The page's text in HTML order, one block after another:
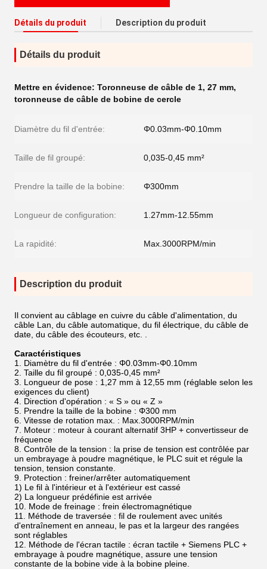
Détails du produit Description du produit
Détails du produit
Mettre en évidence: Toronneuse de câble de 1, 27 mm,
toronneuse de câble de bobine de cercle
Diamètre du fil d'entrée: Φ0.03mm-Φ0.10mm
Taille de fil groupé: 0,035-0,45 mm²
Prendre la taille de la bobine: Φ300mm
Longueur de configuration: 1.27mm-12.55mm
La rapidité: Max.3000RPM/min
Description du produit
Il convient au câblage en cuivre du câble d'alimentation, du
câble Lan, du câble automatique, du fil électrique, du câble de
date, du câble des écouteurs, etc. .
Caractéristiques
1. Diamètre du fil d'entrée : Φ0.03mm-Φ0.10mm
2. Taille du fil groupé : 0,035-0,45 mm²
3. Longueur de pose : 1,27 mm à 12,55 mm (réglable selon les
exigences du client)
4. Direction d'opération : « S » ou « Z »
5. Prendre la taille de la bobine : Φ300 mm
6. Vitesse de rotation max. : Max.3000RPM/min
7. Moteur : moteur à courant alternatif 3HP + convertisseur de
fréquence
8. Contrôle de la tension : la prise de tension est contrôlée par
un embrayage à poudre magnétique, le PLC suit et régule la
tension, tension constante.
9. Protection : freiner/arrêter automatiquement
1) Le fil à l'intérieur et à l'extérieur est cassé
2) La longueur prédéfinie est arrivée
10. Mode de freinage : frein électromagnétique
11. Méthode de traversée : fil de roulement avec unités
d'entraînement en anneau, le pas et la largeur des rangées
sont réglables
12. Méthode de l'écran tactile : écran tactile + Siemens PLC +
embrayage à poudre magnétique, assure une tension
constante de la bobine vide à la bobine pleine.